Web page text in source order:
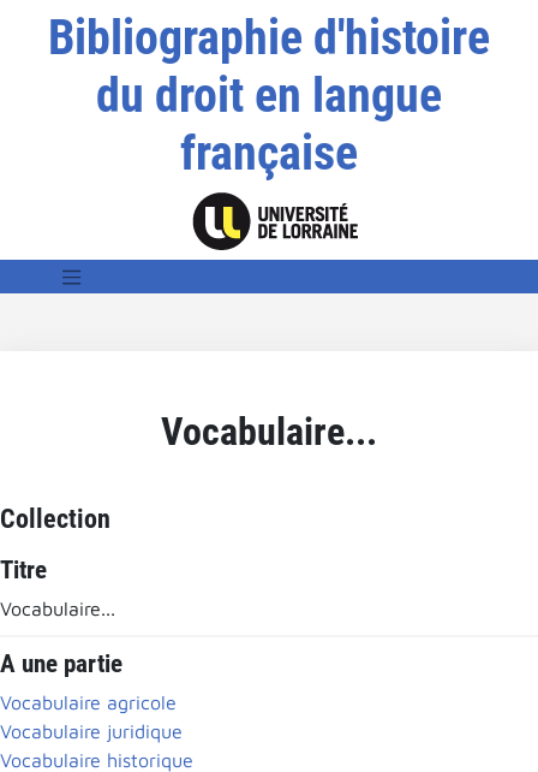
Bibliographie d'histoire
du droit en langue
française
Vocabulaire...
Collection
Titre
Vocabulaire...
A une partie
Vocabulaire agricole
Vocabulaire juridique
Vocabulaire historique